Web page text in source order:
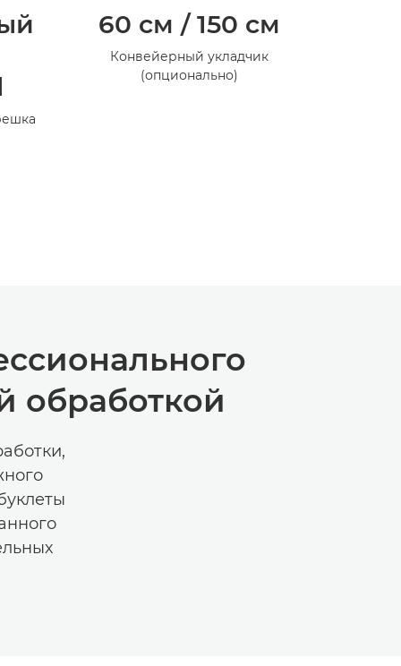
60 см / 150 см
Конвейерный укладчик
(опционально)
обработкой